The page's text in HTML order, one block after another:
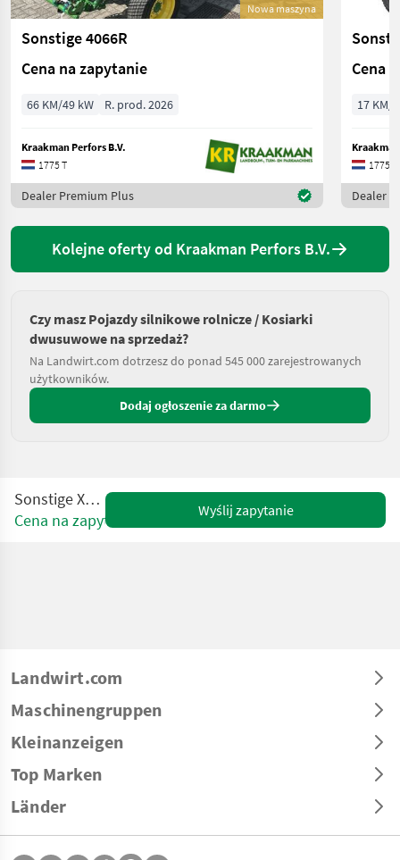
Nowa maszyna
Sonstige 4066R
Cena na zapytanie
66 KM/49 kW R. prod. 2026
Kraakman Perfors B.V.
1775 T
Dealer Premium Plus
Cena
17 KM/
1775 T
Dealer
Kolejne oferty od Kraakman Perfors B.V.
Czy masz Pojazdy silnikowe rolnicze / Kosiarki
dwusuwowe na sprzedaż?
Na Landwirt.com dotrzesz do ponad 545 000 zarejestrowanych
użytkowników.
Dodaj ogłoszenie za darmo
Sonstige X948
Cena na zapytanie
Wyślij zapytanie
Landwirt.com
Maschinengruppen
Kleinanzeigen
Top Marken
Länder